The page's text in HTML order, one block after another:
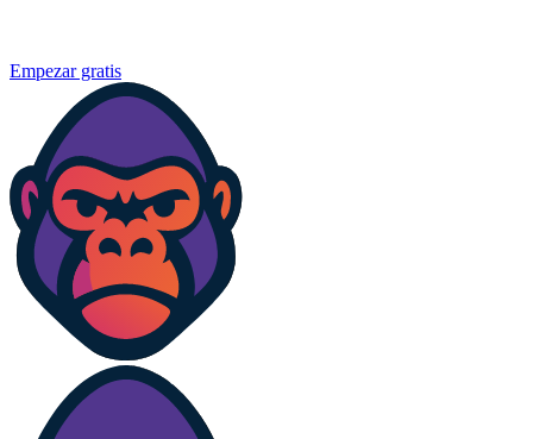
Empezar gratis